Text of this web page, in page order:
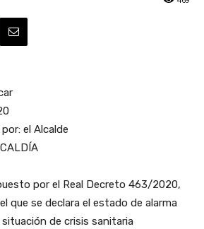
el Alcalde
por el Real Decreto 463/2020,
que se declara el estado de alarma
de crisis sanitaria